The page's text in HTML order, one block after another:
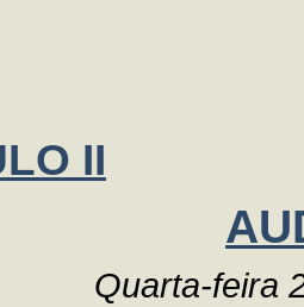
II
Quarta-feira